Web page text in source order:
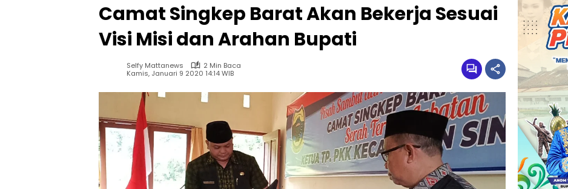
Camat Singkep Barat Akan Bekerja Sesuai
Visi Misi dan Arahan Bupati
Selfy Mattanews
2 Min Baca
Kamis, Januari 9 2020 14:14 WIB